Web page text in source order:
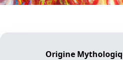
Origine